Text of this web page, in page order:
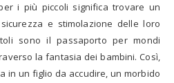
i più piccoli significa trovare un
e stimolazione delle loro
sono il passaporto per mondi
la fantasia dei bambini. Così,
in un figlio da accudire, un morbido